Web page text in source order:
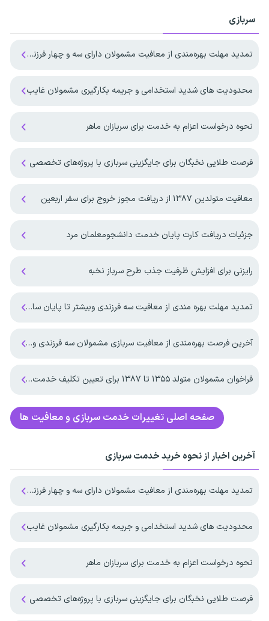
سربازی
تمدید مهلت بهره‌مندی از معافیت مشمولان دارای سه و چهار فرزند تا پایان ۱۴۰۷
محدودیت های شدید استخدامی و جریمه بکارگیری مشمولان غایب
نحوه درخواست اعزام به خدمت برای سربازان ماهر
فرصت طلایی نخبگان برای جایگزینی سربازی با پروژه‌های تخصصی
معافیت متولدین ۱۳۸۷ از دریافت مجوز خروج برای سفر اربعین
جزئیات دریافت کارت پایان خدمت دانشجومعلمان مرد
رایزنی برای افزایش ظرفیت جذب طرح سرباز نخبه
تمدید مهلت بهره مندی از معافیت سه فرزندی وبیشتر تا پایان سال ۱۴۰۷ ‌
آخرین فرصت بهره‌مندی از معافیت سربازی مشمولان سه فرزندی و بیشتر تا پایان شهریور ماه ۱۴۰۵
فراخوان مشمولان متولد ۱۳۵۵ تا ۱۳۸۷ برای تعیین تکلیف خدمت وظیفه عمومی
صفحه اصلی تغییرات خدمت سربازی و معافیت ها
آخرین اخبار از نحوه خرید خدمت سربازی
تمدید مهلت بهره‌مندی از معافیت مشمولان دارای سه و چهار فرزند تا پایان ۱۴۰۷
محدودیت های شدید استخدامی و جریمه بکارگیری مشمولان غایب
نحوه درخواست اعزام به خدمت برای سربازان ماهر
فرصت طلایی نخبگان برای جایگزینی سربازی با پروژه‌های تخصصی